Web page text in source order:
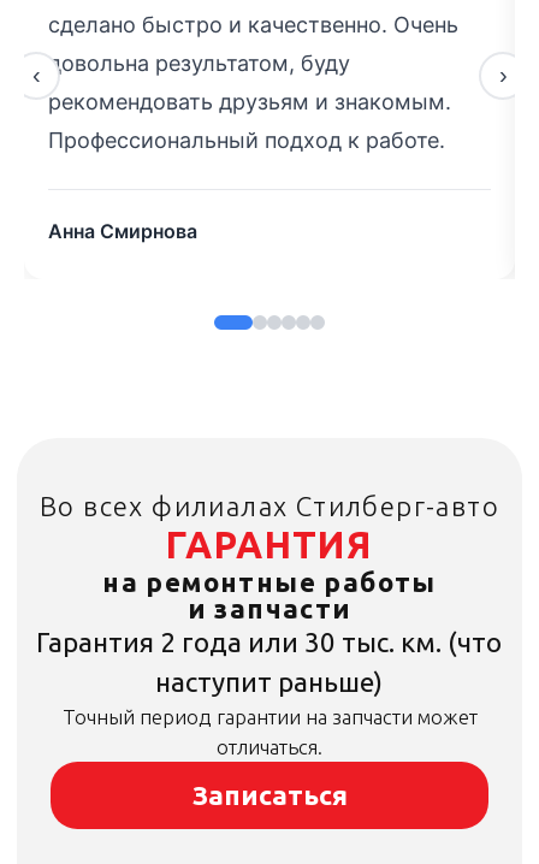
‹
сделано быстро и качественно. Очень
довольна результатом, буду
рекомендовать друзьям и знакомым.
Профессиональный подход к работе.
Анна Смирнова
›